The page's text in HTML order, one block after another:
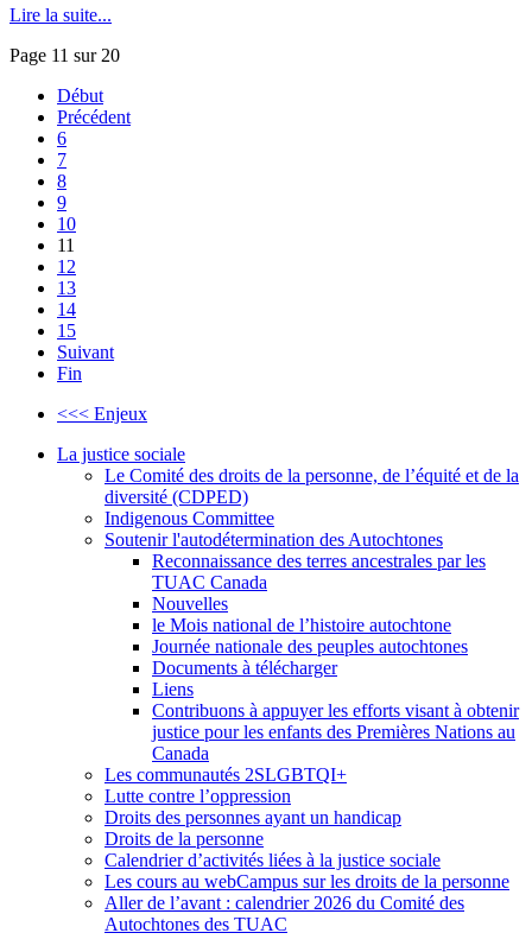
Lire la suite...
Page 11 sur 20
Début
Précédent
6
7
8
9
10
11
12
13
14
15
Suivant
Fin
<<< Enjeux
La justice sociale
Le Comité des droits de la personne, de l’équité et de la
diversité (CDPED)
Indigenous Committee
Soutenir l'autodétermination des Autochtones
Reconnaissance des terres ancestrales par les
TUAC Canada
Nouvelles
le Mois national de l’histoire autochtone
Journée nationale des peuples autochtones
Documents à télécharger
Liens
Contribuons à appuyer les efforts visant à obtenir
justice pour les enfants des Premières Nations au
Canada
Les communautés 2SLGBTQI+
Lutte contre l’oppression
Droits des personnes ayant un handicap
Droits de la personne
Calendrier d’activités liées à la justice sociale
Les cours au webCampus sur les droits de la personne
Aller de l’avant : calendrier 2026 du Comité des
Autochtones des TUAC